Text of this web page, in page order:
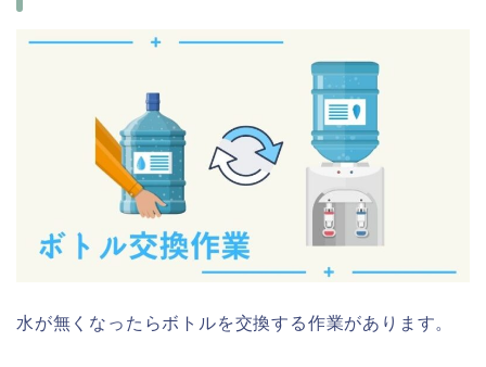
水が無くなったらボトルを交換する作業があります。